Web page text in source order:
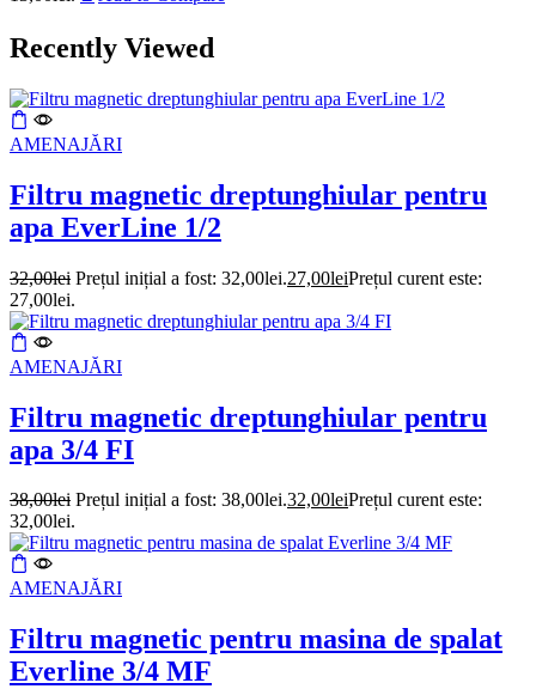
Recently Viewed
AMENAJĂRI
Filtru magnetic dreptunghiular pentru
apa EverLine 1/2
32,00lei Prețul inițial a fost: 32,00lei.27,00leiPrețul curent este:
27,00lei.
AMENAJĂRI
Filtru magnetic dreptunghiular pentru
apa 3/4 FI
38,00lei Prețul inițial a fost: 38,00lei.32,00leiPrețul curent este:
32,00lei.
AMENAJĂRI
Filtru magnetic pentru masina de spalat
Everline 3/4 MF